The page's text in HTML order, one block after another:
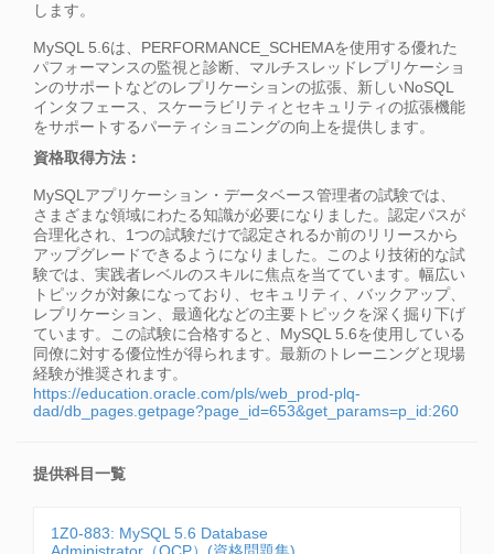
します。
MySQL 5.6は、PERFORMANCE_SCHEMAを使用する優れた
パフォーマンスの監視と診断、マルチスレッドレプリケーショ
ンのサポートなどのレプリケーションの拡張、新しいNoSQL
インタフェース、スケーラビリティとセキュリティの拡張機能
をサポートするパーティショニングの向上を提供します。
資格取得方法：
MySQLアプリケーション・データベース管理者の試験では、
さまざまな領域にわたる知識が必要になりました。認定パスが
合理化され、1つの試験だけで認定されるか前のリリースから
アップグレードできるようになりました。このより技術的な試
験では、実践者レベルのスキルに焦点を当てています。幅広い
トピックが対象になっており、セキュリティ、バックアップ、
レプリケーション、最適化などの主要トピックを深く掘り下げ
ています。この試験に合格すると、MySQL 5.6を使用している
同僚に対する優位性が得られます。最新のトレーニングと現場
経験が推奨されます。
https://education.oracle.com/pls/web_prod-plq-
dad/db_pages.getpage?page_id=653&get_params=p_id:260
提供科目一覧
1Z0-883: MySQL 5.6 Database